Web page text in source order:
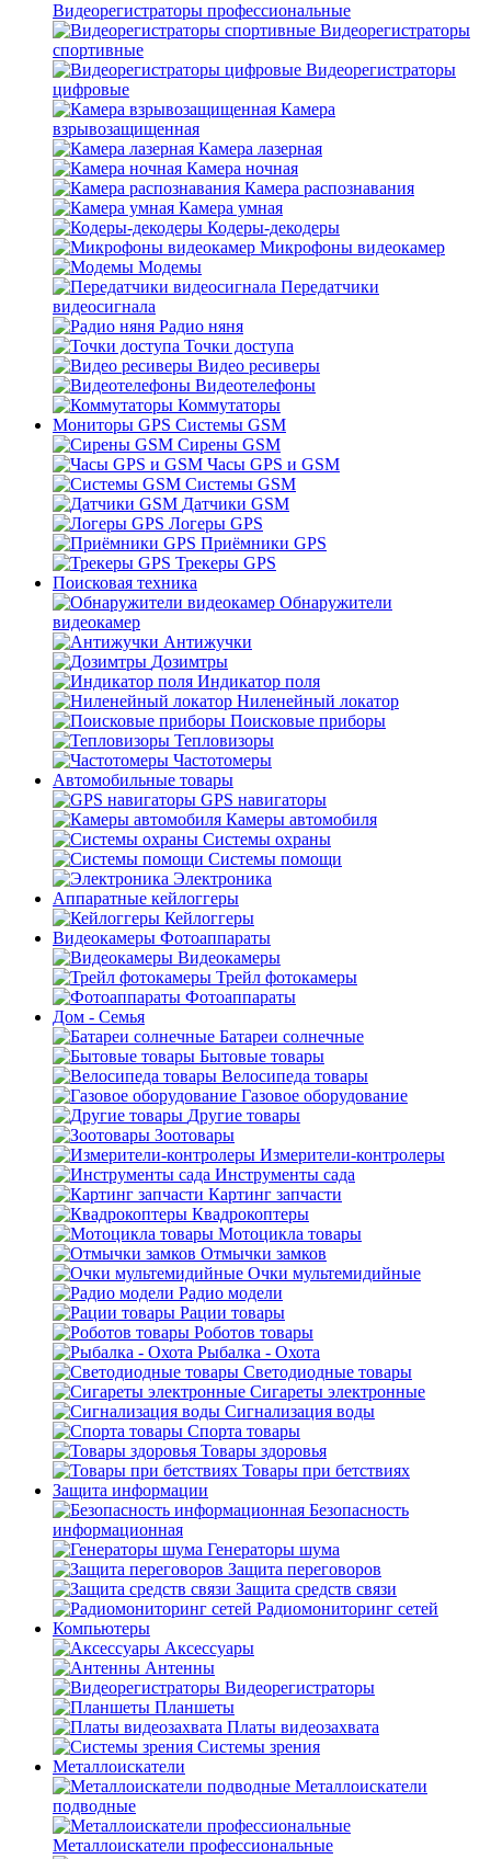
Видеорегистраторы профессиональные
Видеорегистраторы
спортивные
Видеорегистраторы
цифровые
Камера
взрывозащищенная
Камера лазерная
Камера ночная
Камера распознавания
Камера умная
Кодеры-декодеры
Микрофоны видеокамер
Модемы
Передатчики
видеосигнала
Радио няня
Точки доступа
Видео ресиверы
Видеотелефоны
Коммутаторы
Мониторы GPS Системы GSM
Сирены GSM
Часы GPS и GSM
Системы GSM
Датчики GSM
Логеры GPS
Приёмники GPS
Трекеры GPS
Поисковая техника
Обнаружители
видеокамер
Антижучки
Дозимтры
Индикатор поля
Ниленейный локатор
Поисковые приборы
Тепловизоры
Частотомеры
Автомобильные товары
GPS навигаторы
Камеры автомобиля
Системы охраны
Системы помощи
Электроника
Аппаратные кейлоггеры
Кейлоггеры
Видеокамеры Фотоаппараты
Видеокамеры
Трейл фотокамеры
Фотоаппараты
Дом - Семья
Батареи солнечные
Бытовые товары
Велосипеда товары
Газовое оборудование
Другие товары
Зоотовары
Измерители-контролеры
Инструменты сада
Картинг запчасти
Квадрокоптеры
Мотоцикла товары
Отмычки замков
Очки мультемидийные
Радио модели
Рации товары
Роботов товары
Рыбалка - Охота
Светодиодные товары
Сигареты электронные
Сигнализация воды
Спорта товары
Товары здоровья
Товары при бетствиях
Защита информации
Безопасность
информационная
Генераторы шума
Защита переговоров
Защита средств связи
Радиомониторинг сетей
Компьютеры
Аксессуары
Антенны
Видеорегистраторы
Планшеты
Платы видеозахвата
Системы зрения
Металлоискатели
Металлоискатели
подводные
Металлоискатели профессиональные